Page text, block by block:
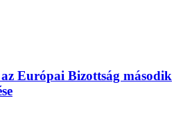
Európai Bizottság második